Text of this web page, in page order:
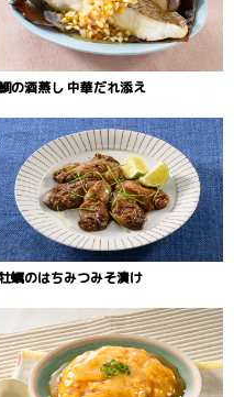
の酒蒸し 中華だれ添え
牡蠣のはちみつみそ漬け